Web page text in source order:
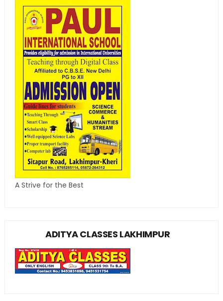
A Strive for the Best
ADITYA CLASSES LAKHIMPUR